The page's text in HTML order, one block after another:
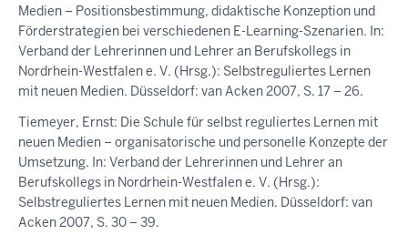
Medien – Positionsbestimmung, didaktische Konzeption und
Förderstrategien bei verschiedenen E-Learning-Szenarien. In:
Verband der Lehrerinnen und Lehrer an Berufskollegs in
Nordrhein-Westfalen e. V. (Hrsg.): Selbstreguliertes Lernen
mit neuen Medien. Düsseldorf: van Acken 2007, S. 17 – 26.
Tiemeyer, Ernst: Die Schule für selbst reguliertes Lernen mit
neuen Medien – organisatorische und personelle Konzepte der
Umsetzung. In: Verband der Lehrerinnen und Lehrer an
Berufskollegs in Nordrhein-Westfalen e. V. (Hrsg.):
Selbstreguliertes Lernen mit neuen Medien. Düsseldorf: van
Acken 2007, S. 30 – 39.